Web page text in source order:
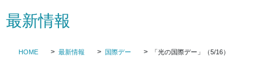
最新情報
HOME 最新情報 国際デー 「光の国際デー」（5/16）